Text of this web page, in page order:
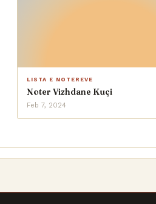
LISTA E NOTEREVE
Noter Vizhdane Kuçi
Feb 7, 2024